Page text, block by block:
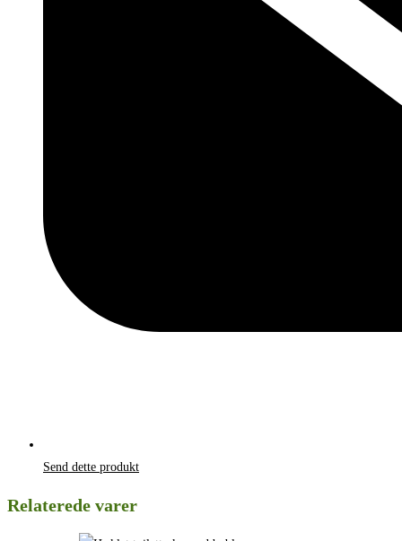
Send dette produkt
Relaterede varer